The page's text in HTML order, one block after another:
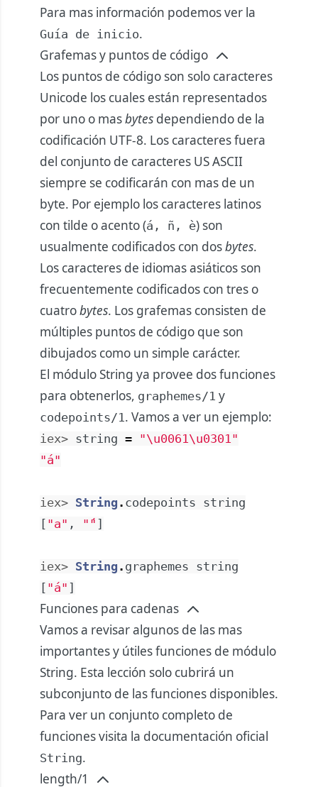
Para mas información podemos ver la
Guía de inicio.
Grafemas y puntos de código
Los puntos de código son solo caracteres
Unicode los cuales están representados
por uno o masbytes dependiendo de la
codificación UTF-8. Los caracteres fuera
del conjunto de caracteres US ASCII
siempre se codificarán con mas de un
byte. Por ejemplo los caracteres latinos
con tilde o acento (á, ñ, è) son
usualmente codificados con dosbytes.
Los caracteres de idiomas asiáticos son
frecuentemente codificados con tres o
cuatrobytes. Los grafemas consisten de
múltiples puntos de código que son
dibujados como un simple carácter.
El módulo String ya provee dos funciones
para obtenerlos, graphemes/1 y
codepoints/1. Vamos a ver un ejemplo:
iex> string = "\u0061\u0301"
"á"
iex> String . codepoints string
[ "a" , "́" ]
iex> String . graphemes string
[ "á" ]
Funciones para cadenas
Vamos a revisar algunos de las mas
importantes y útiles funciones de módulo
String. Esta lección solo cubrirá un
subconjunto de las funciones disponibles.
Para ver un conjunto completo de
funciones visita la documentación oficial
String.
length/1